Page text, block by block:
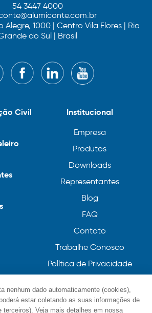
54 3447 4000
Alegre, 1000 | Centro Vila Flores | Rio
do Sul | Brasil
Institucional
Empresa
Produtos
Downloads
Representantes
Blog
FAQ
Contato
Trabalhe Conosco
Política de Privacidade
Civil
nenhum dado automaticamente (cookies),
estar coletando as suas informações de
terceiros). Veja mais detalhes em nossa